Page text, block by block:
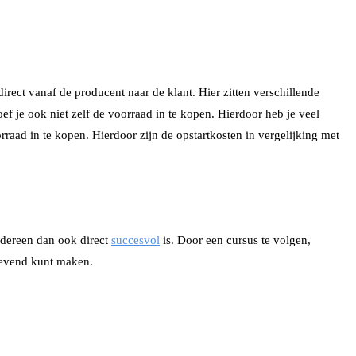
vanaf de producent naar de klant. Hier zitten verschillende
je ook niet zelf de voorraad in te kopen. Hierdoor heb je veel
in te kopen. Hierdoor zijn de opstartkosten in vergelijking met
dan ook direct succesvol is. Door een cursus te volgen,
kunt maken.